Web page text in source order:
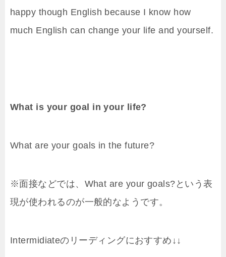
happy though English because I know how
much English can change your life and yourself.
What is your goal in your life?
What are your goals in the future?
※面接などでは、What are your goals?という表
現が使われるのが一般的なようです。
Intermidiateのリーディングにおすすめ↓↓